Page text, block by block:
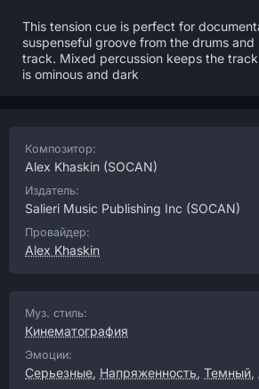
This tension cue is perfect for
suspenseful groove from the drums
track. Mixed percussion keeps the
is ominous and dark
Композитор:
Alex Khaskin (SOCAN)
Издатель:
Salieri Music Publishing Inc (SOCAN)
Провайдер:
Alex Khaskin
Муз. стиль:
Кинематография
Эмоции:
Серьезные, Напряженность, Темный,